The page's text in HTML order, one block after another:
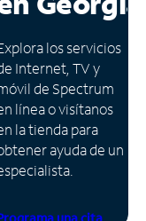
los servicios
Internet, TV y
de Spectrum
línea o visítanos
la tienda para
ayuda de un